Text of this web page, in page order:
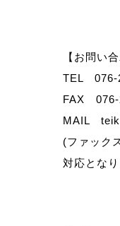
【お問い合
TEL 076-
FAX 076-
MAIL
(ファック
対応とな